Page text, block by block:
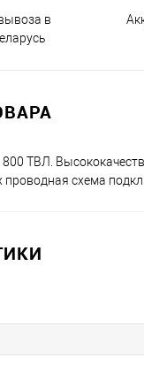
в
ТВЛ.
проводная схема